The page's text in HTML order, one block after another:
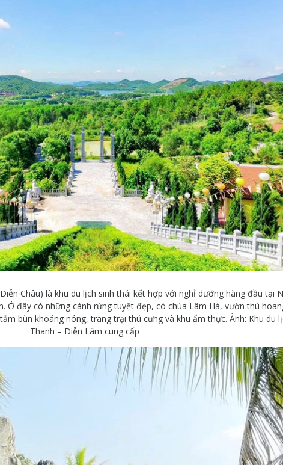
Châu) là khu du lịch sinh thái kết hợp với nghỉ dưỡng hàng đầu tại
Ở đây có những cánh rừng tuyệt đẹp, có chùa Lâm Hà, vườn thú
bùn khoáng nóng, trang trại thú cưng và khu ẩm thực. Ảnh: Khu du
Thanh – Diễn Lâm cung cấp